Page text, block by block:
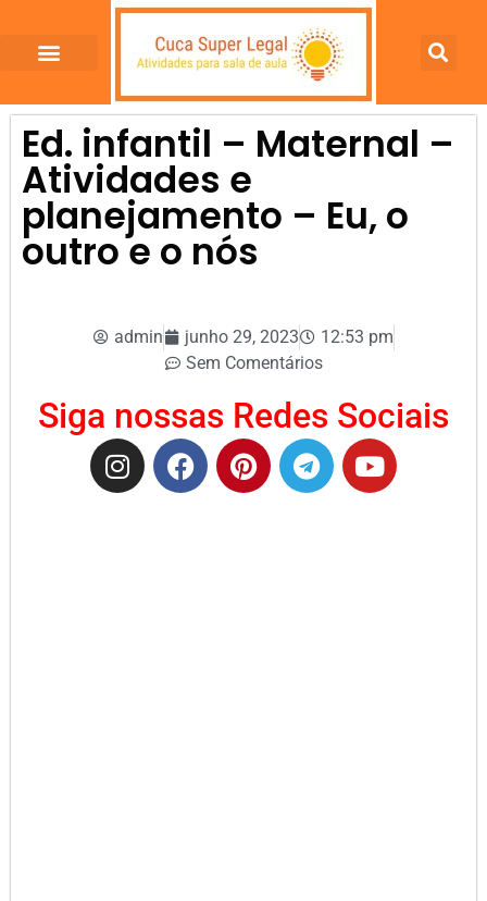
Ed. infantil – Maternal –
Atividades e
planejamento – Eu, o
outro e o nós
admin junho 29, 2023
12:53 pm
Sem Comentários
Siga nossas Redes Sociais